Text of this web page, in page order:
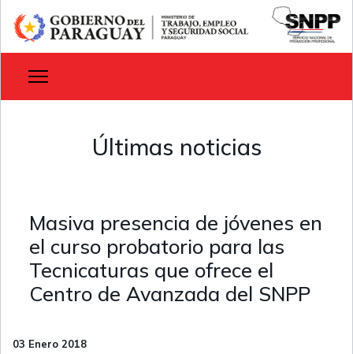
Últimas noticias
Masiva presencia de jóvenes en
el curso probatorio para las
Tecnicaturas que ofrece el
Centro de Avanzada del SNPP
03 Enero 2018